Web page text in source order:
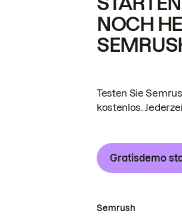
NOCH
Testen Sie
kostenlos.
Gratisdemo
Semrush